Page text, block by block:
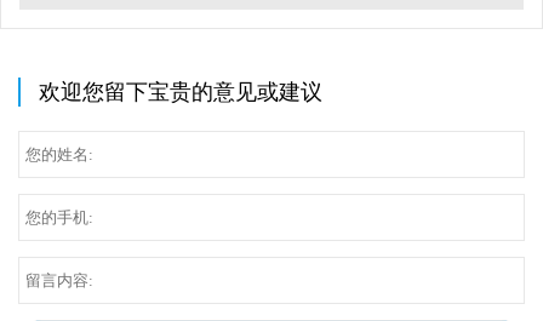
欢迎您留下宝贵的意见或建议